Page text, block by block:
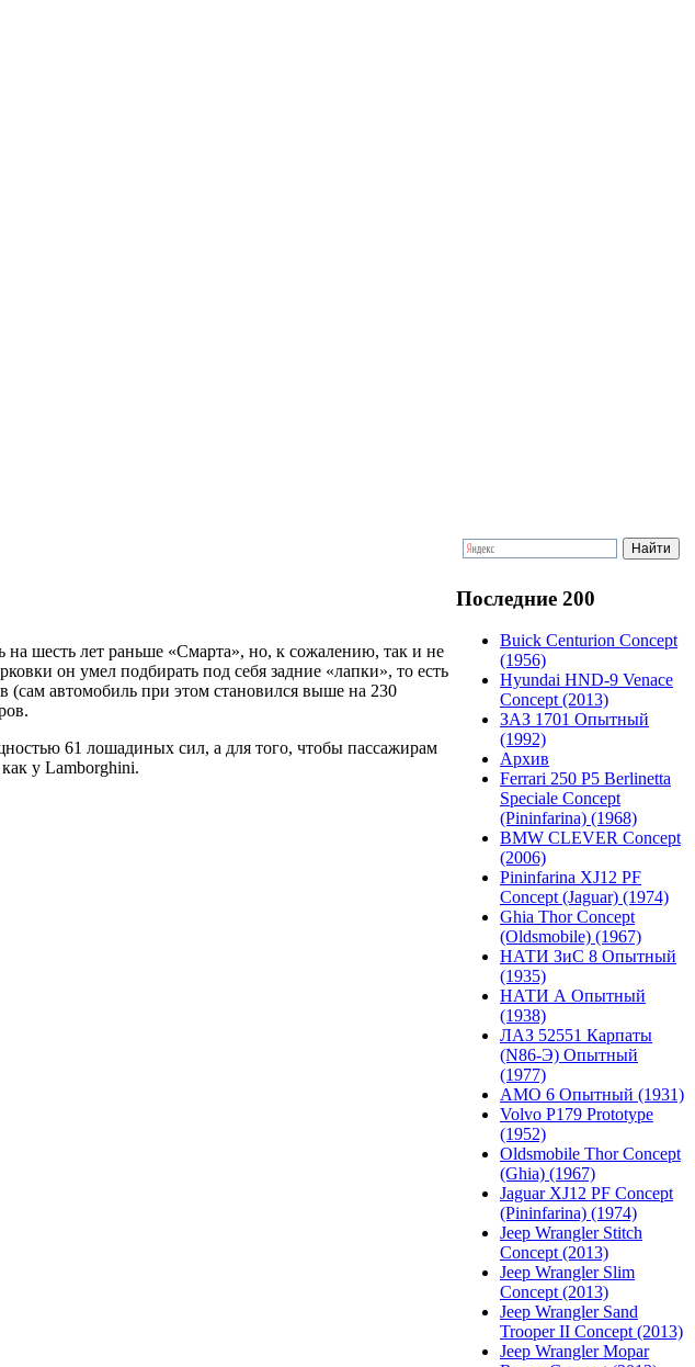
на шесть лет раньше «Смарта», но, к сожалению, так и не
он умел подбирать под себя задние «лапки», то есть
(сам автомобиль при этом становился выше на 230
61 лошадиных сил, а для того, чтобы пассажирам
у Lamborghini.
Последние 200
Buick Centurion Concept
(1956)
Hyundai HND-9 Venace
Concept (2013)
ЗАЗ 1701 Опытный
(1992)
Архив
Ferrari 250 P5 Berlinetta
Speciale Concept
(Pininfarina) (1968)
BMW CLEVER Concept
(2006)
Pininfarina XJ12 PF
Concept (Jaguar) (1974)
Ghia Thor Concept
(Oldsmobile) (1967)
НАТИ ЗиС 8 Опытный
(1935)
НАТИ А Опытный
(1938)
ЛАЗ 52551 Карпаты
(N86-Э) Опытный
(1977)
АМО 6 Опытный (1931)
Volvo P179 Prototype
(1952)
Oldsmobile Thor Concept
(Ghia) (1967)
Jaguar XJ12 PF Concept
(Pininfarina) (1974)
Jeep Wrangler Stitch
Concept (2013)
Jeep Wrangler Slim
Concept (2013)
Jeep Wrangler Sand
Trooper II Concept (2013)
Jeep Wrangler Mopar